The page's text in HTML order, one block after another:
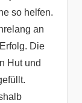
so helfen.
an
Die
Hut und